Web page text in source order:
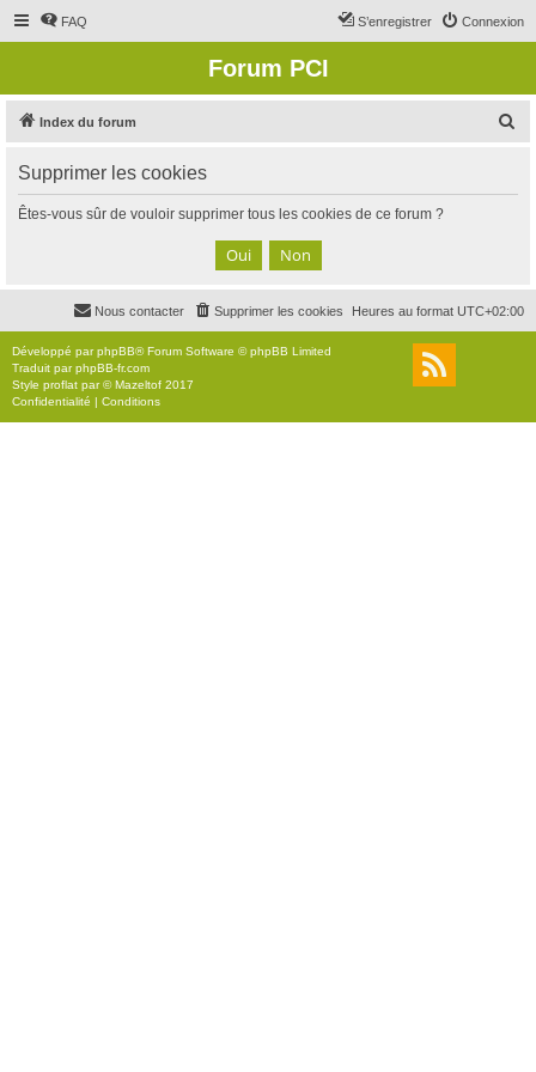
FAQ Connexion
S’enregistrer
Forum PCI
Index du forum
c
Supprimer les cookies
Êtes-vous sûr de vouloir supprimer tous les cookies de ce forum ?
Heures au format UTC+02:00
Supprimer les cookies
Nous contacter
Développé parphpBB® Forum Software © phpBB Limited
Traduit parphpBB-fr.com
Style proflat par ©Mazeltof 2017
Confidentialité | Conditions